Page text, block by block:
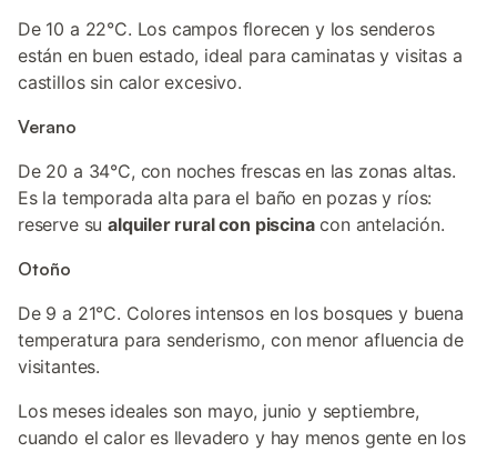
De 10 a 22°C. Los campos florecen y los senderos
están en buen estado, ideal para caminatas y visitas a
castillos sin calor excesivo.
Verano
De 20 a 34°C, con noches frescas en las zonas altas.
Es la temporada alta para el baño en pozas y ríos:
reserve sualquiler rural con piscinacon antelación.
Otoño
De 9 a 21°C. Colores intensos en los bosques y buena
temperatura para senderismo, con menor afluencia de
visitantes.
Los meses ideales son mayo, junio y septiembre,
cuando el calor es llevadero y hay menos gente en los